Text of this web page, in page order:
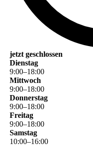
jetzt geschlossen
Dienstag
9:00–18:00
Mittwoch
9:00–18:00
Donnerstag
9:00–18:00
Freitag
9:00–18:00
Samstag
10:00–16:00